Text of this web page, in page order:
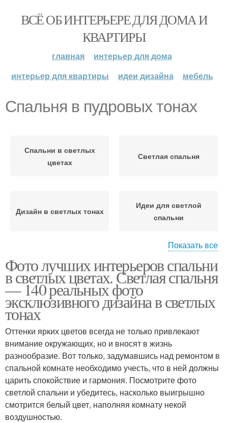
ВСЁ ОБ ИНТЕРЬЕРЕ ДЛЯ ДОМА И
КВАРТИРЫ
главная
интерьер для дома
интерьер для квартиры
идеи дизайна мебель
Спальня в пудровых тонах
Спальни в светлых
цветах
Светлая спальня
Дизайн в светлых тонах
Идеи для светлой
спальни
тонах
Тона с темной мебелью
Спальни с темном
отделкой
классическом стиле
Стиль в светлых тонах
Стиль в светлой
спальне
Показать все
Фото лучших интерьеров спальни
в светлых цветах. Светлая спальня
— 140 реальных фото
эксклюзивного дизайна в светлых
тонах
Оттенки ярких цветов всегда не только привлекают
внимание окружающих, но и вносят в жизнь
разнообразие. Вот только, задумавшись над ремонтом в
спальной комнате необходимо учесть, что в ней должны
царить спокойствие и гармония. Посмотрите фото
светлой спальни и убедитесь, насколько выигрышно
смотрится белый цвет, наполняя комнату некой
воздушностью.